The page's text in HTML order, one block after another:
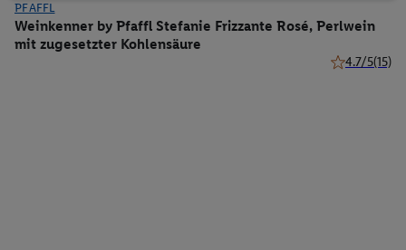
PFAFFL
Weinkenner by Pfaffl Stefanie Frizzante Rosé, Perlwein
mit zugesetzter Kohlensäure
4.7/5(15)